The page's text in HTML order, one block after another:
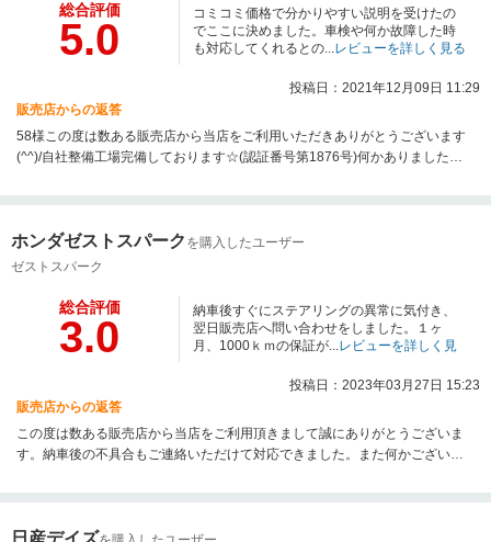
総合評価
5.0
コミコミ価格で分かりやすい説明を受けたの
でここに決めました。車検や何か故障した時
も対応してくれるとの...レビューを詳しく見る
投稿日：2021年12月09日 11:29
販売店からの返答
58様この度は数ある販売店から当店をご利用いただきありがとうございます
(^^)/自社整備工場完備しております☆(認証番号第1876号)何かありました
ホンダゼストスパーク を購入したユーザー
ゼストスパーク
総合評価
3.0
納車後すぐにステアリングの異常に気付き、
翌日販売店へ問い合わせをしました。１ヶ
月、1000ｋｍの保証が...レビューを詳しく見
投稿日：2023年03月27日 15:23
販売店からの返答
この度は数ある販売店から当店をご利用頂きまして誠にありがとうございま
す。納車後の不具合もご連絡いただけて対応できました。また何かございま
ております。是非ご利用ください。お待ちしております。
日産デイズ